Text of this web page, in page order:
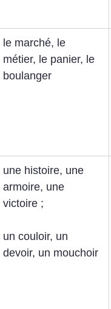
le marché, le
métier, le panier, le
boulanger
une histoire, une
armoire, une
victoire ;
un couloir, un
devoir, un mouchoir